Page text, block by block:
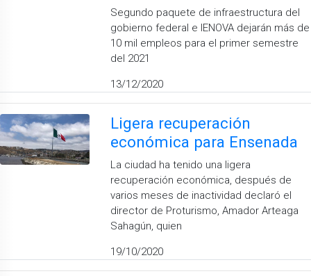
Segundo paquete de infraestructura del
gobierno federal e IENOVA dejarán más de
10 mil empleos para el primer semestre
del 2021
13/12/2020
Ligera recuperación
económica para Ensenada
La ciudad ha tenido una ligera
recuperación económica, después de
varios meses de inactividad declaró el
director de Proturismo, Amador Arteaga
Sahagún, quien
19/10/2020